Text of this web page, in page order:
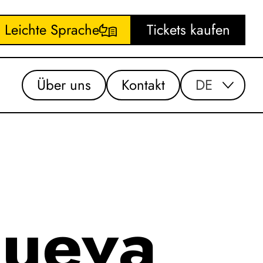
Leichte Sprache Tickets kaufen
Über uns Kontakt DE